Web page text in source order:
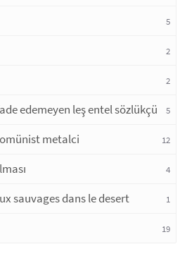
5
2
2
edemeyen leş entel sözlükçü 5
metalci 12
4
sauvages dans le desert 1
19